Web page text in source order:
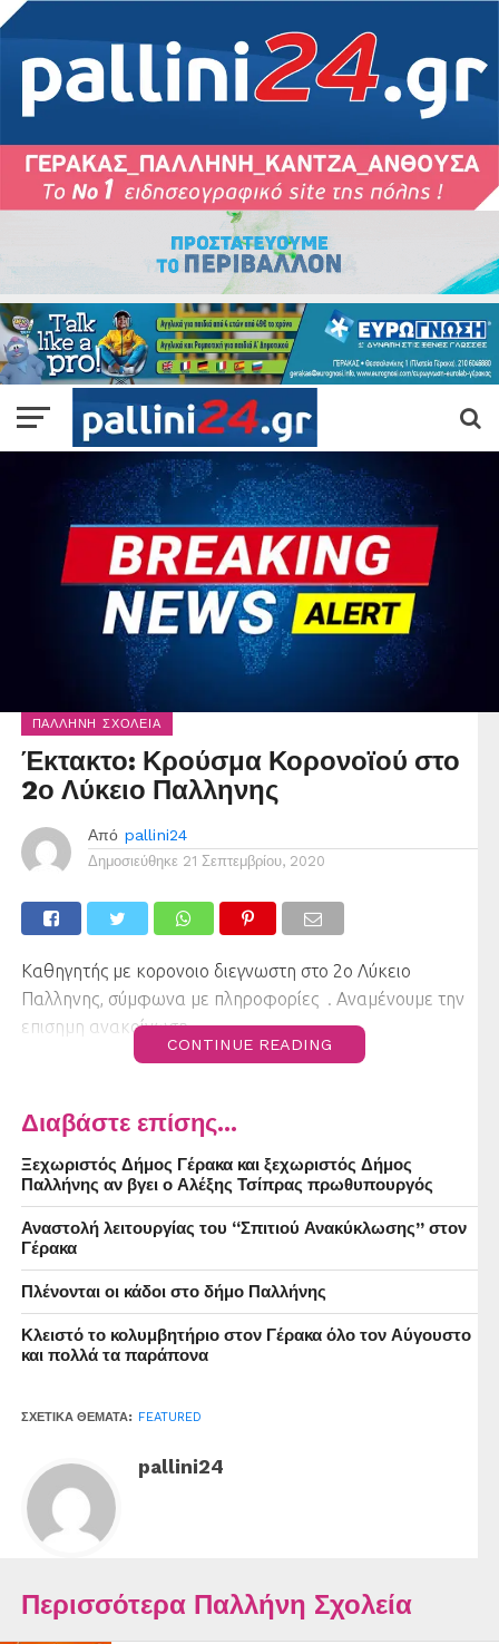
ΠΑΛΛΉΝΗ ΣΧΟΛΕΊΑ
Έκτακτο: Κρούσμα Κορονοϊού στο
2ο Λύκειο Παλληνης
Από pallini24
Δημοσιεύθηκε 21 Σεπτεμβρίου, 2020
Καθηγητής με κορονοιο διεγνωστη στο 2ο Λύκειο
Παλληνης, σύμφωνα με πληροφορίες . Αναμένουμε την
επισημη ανακοίνωση .
CONTINUE READING
Διαβάστε επίσης...
Ξεχωριστός Δήμος Γέρακα και ξεχωριστός Δήμος
Παλλήνης αν βγει ο Αλέξης Τσίπρας πρωθυπουργός
Αναστολή λειτουργίας του “Σπιτιού Ανακύκλωσης” στον
Γέρακα
Πλένονται οι κάδοι στο δήμο Παλλήνης
Κλειστό το κολυμβητήριο στον Γέρακα όλο τον Αύγουστο
και πολλά τα παράπονα
ΣΧΕΤΙΚΆ ΘΈΜΑΤΑ: FEATURED
pallini24
Περισσότερα Παλλήνη Σχολεία